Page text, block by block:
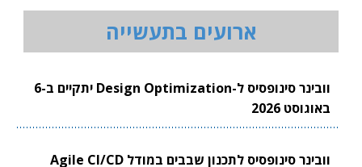
ארועים בתעשייה
וובינר סינופסיס ל-Design Optimization יתקיים ב-6
באוגוסט 2026
וובינר סינופסיס לתכנון שבבים במודל Agile CI/CD